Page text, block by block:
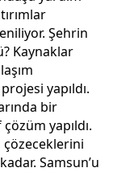
Şehrin
Kaynaklar
yapıldı.
bir
yapıldı.
çözeceklerini
Samsun’u